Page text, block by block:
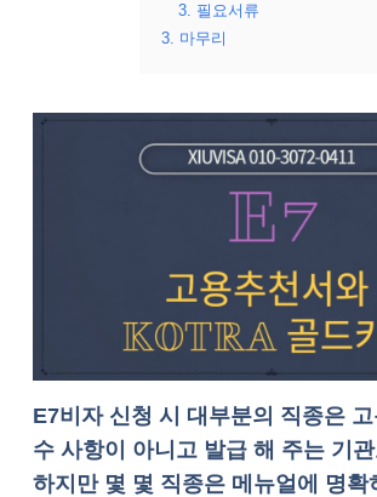
3. 필요서류
3. 마무리
E7비자 신청 시 대부분의 직종은
수 사항이 아니고 발급 해 주는 기
하지만 몇 몇 직종은 메뉴얼에 명확